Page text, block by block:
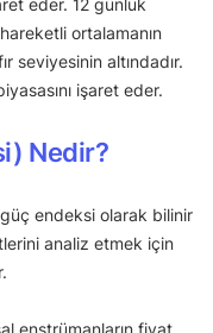
eder. 12 günlük
ortalamanın
seviyesinin altındadır.
işaret eder.
Nedir?
endeksi olarak bilinir
analiz etmek için
enstrümanların fiyat